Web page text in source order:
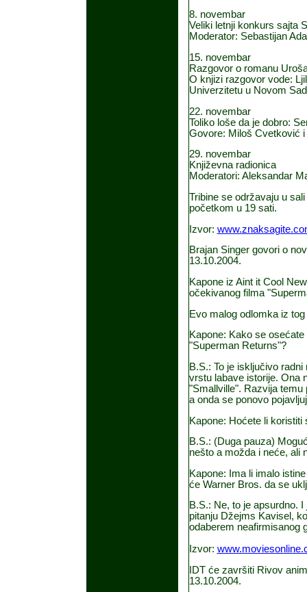
8. novembar
Veliki letnji konkurs sajta
Moderator: Sebastijan
15. novembar
Razgovor o romanu
O knjizi razgovor vode:
Univerzitetu u Novom
22. novembar
Toliko loše da je dobro:
Govore: Miloš Cvetković
29. novembar
Književna radionica
Moderatori: Aleksandar
Tribine se održavaju u
početkom u 19 sati.
Izvor:
Brajan Singer govori o
13.10.2004.
Kapone iz Aint it Cool
očekivanog filma
Evo malog odlomka iz tog
Kapone: Kako se
"Superman Returns"?
B.S.: To je isključivo
vrstu labave istorije. Ona
"Smallville". Razvija temu
a onda se ponovo
Kapone: Hoćete li
B.S.: (Duga pauza)
nešto a možda i neće, ali
Kapone: Ima li imalo
će Warner Bros. da se
B.S.: Ne, to je apsurdno.
pitanju Džejms Kavisel,
odaberem neafirmisanog
Izvor:
IDT će završiti Rivov
13.10.2004.